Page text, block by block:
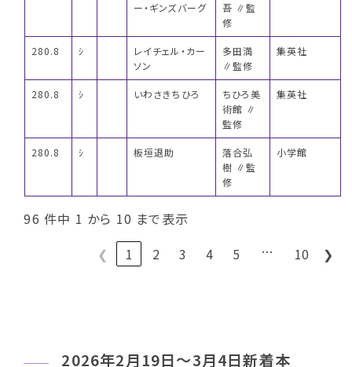
ー・ギンズバーグ
吾 ∥監
修
280.8 ｼ
レイチェル・カー
ソン
多田満
∥監修
集英社
280.8 ｼ いわさきちひろ
ちひろ美
術館 ∥
監修
集英社
280.8 ｼ 板垣退助
落合弘
樹 ∥監
修
小学館
96 件中 1 から 10 まで表示
❮
1 2 3 4 5 … 10 ❯
2026年2月19日～3月4日新着本